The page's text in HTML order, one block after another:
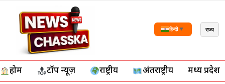
हिन्दी ▼ राज्य
होम टॉप न्यूज़ राष्ट्रीय अंतर्राष्ट्रीय मध्य प्रदेश